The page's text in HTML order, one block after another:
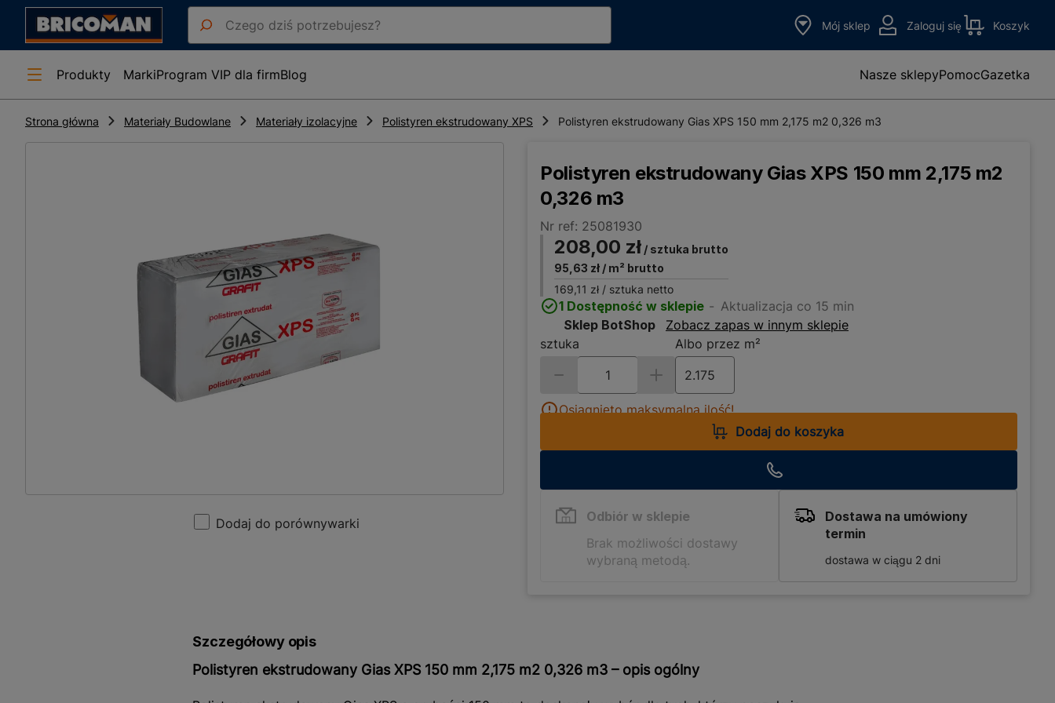
Mój sklep Zaloguj się Koszyk
Produkty MarkiProgram VIP dla firmBlog Nasze sklepyPomocGazetka
Strona główna Materiały Budowlane Materiały izolacyjne Polistyren ekstrudowany XPS Polistyren ekstrudowany Gias XPS 150 mm 2,175 m2 0,326 m3
Dodaj do porównywarki
Polistyren ekstrudowany Gias XPS 150 mm 2,175 m2
0,326 m3
Nr ref: 25081930
208,00 zł / sztuka brutto
95,63 zł / m² brutto
169,11 zł / sztuka netto
1 Dostępność w sklepie
Aktualizacja co 15 min
Sklep BotShop
Zobacz zapas w innym sklepie
sztuka
Albo przez m²
Osiągnięto maksymalną ilość!
Dodaj do koszyka
Odbiór w sklepie
Brak możliwości dostawy
wybraną metodą.
Dostawa na umówiony
termin
dostawa w ciągu 2 dni
Szczegółowy opis
Polistyren ekstrudowany Gias XPS 150 mm 2,175 m2 0,326 m3 – opis ogólny